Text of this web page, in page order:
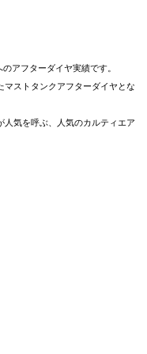
アフターダイヤ実績です。
ストタンクアフターダイヤとな
人気を呼ぶ、人気のカルティエア